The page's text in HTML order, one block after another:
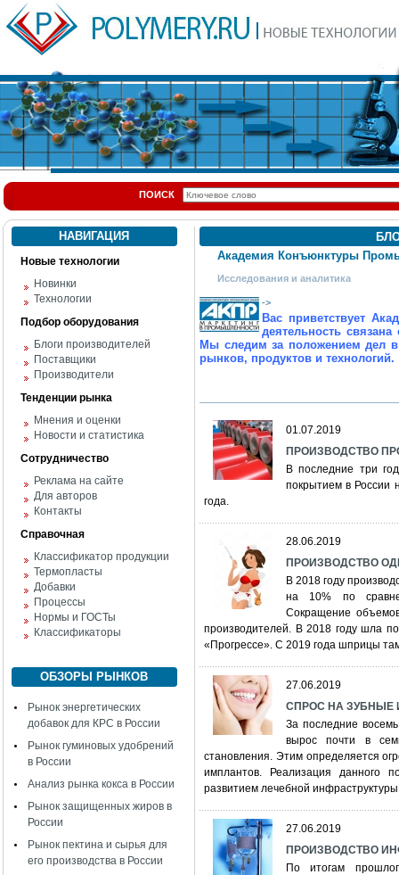
ПОИСК
НАВИГАЦИЯ
Новые технологии
Новинки
Технологии
Подбор оборудования
Блоги производителей
Поставщики
Производители
Тенденции рынка
Мнения и оценки
Новости и статистика
Сотрудничество
Реклама на сайте
Для авторов
Контакты
Справочная
Классификатор продукции
Термопласты
Добавки
Процессы
Нормы и ГОСТы
Классификаторы
ОБЗОРЫ РЫНКОВ
Рынок энергетических
добавок для КРС в России
Рынок гуминовых удобрений
в России
Анализ рынка кокса в России
Рынок защищенных жиров в
России
Рынок пектина и сырья для
его производства в России
Академия Конъюнктуры
Исследования и аналитика
->
Вас приветствует
деятельность
Мы следим за положением дел
рынков, продуктов и технологий.
01.07.2019
ПРОИЗВОДСТВО
В последние три
покрытием в России
года.
28.06.2019
ПРОИЗВОДСТВО
В 2018 году
на 10% по
Сокращение
производителей. В 2018 году шла
«Прогрессе». С 2019 года шприцы
27.06.2019
СПРОС НА ЗУБНЫЕ
За последние
вырос почти в
становления. Этим определяется
имплантов. Реализация данного
развитием лечебной
27.06.2019
ПРОИЗВОДСТВО
По итогам